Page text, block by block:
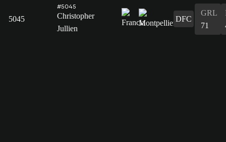
5045
#5045
Christopher
Jullien
DFC
GRL
71